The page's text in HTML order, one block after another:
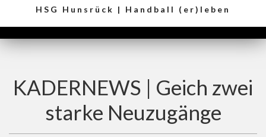
HSG Hunsrück | Handball (er)leben
KADERNEWS | Geich zwei
starke Neuzugänge